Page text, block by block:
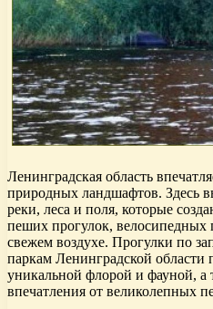
Ленинградская область
природных ландшафтов. Здесь
реки, леса и поля, которые
пеших прогулок, велосипедных
свежем воздухе. Прогулки по
паркам Ленинградской области
уникальной флорой и фауной, а
впечатления от великолепных